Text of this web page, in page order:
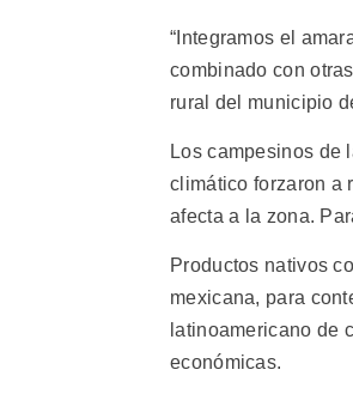
“Integramos el
combinado con
rural del municipio
Los campesinos de
climático forzaron a
afecta a la zona.
Productos nativos
mexicana, para
latinoamericano de
económicas.